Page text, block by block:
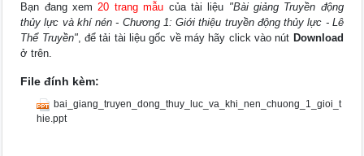
Bạn đang xem20 trang mẫu của tài liệu "Bài giảng Truyền động
thủy lực và khí nén - Chương 1: Giới thiệu truyền động thủy lực - Lê
Thể Truyền", để tải tài liệu gốc về máy hãy click vào nút Download
ở trên.
File đính kèm:
bai_giang_truyen_dong_thuy_luc_va_khi_nen_chuong_1_gioi_t
hie.ppt